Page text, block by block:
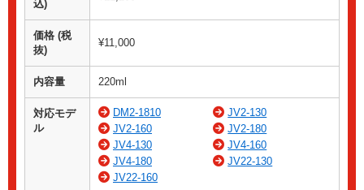
込)
価格 (税
抜)
¥11,000
内容量 220ml
対応モデ
ル
DM2-1810
JV2-130
JV2-160
JV2-180
JV4-130
JV4-160
JV4-180
JV22-130
JV22-160